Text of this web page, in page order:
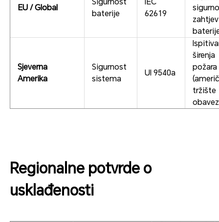
EU / Global
Sigurnost
baterije
IEC
62619
Sjeverna
Amerika
Sigurnost
sistema
Ul 9540a
širenja
požara
tržište
Regionalne potvrde o
usklađenosti